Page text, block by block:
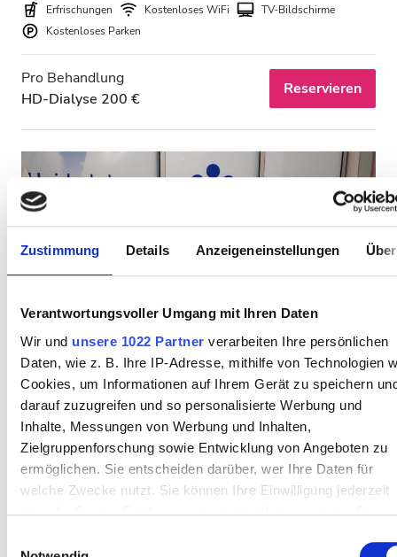
Zustimmung Details Anzeigeneinstellungen
Verantwortungsvoller Umgang mit Ihren Daten
Wir und unsere 1022 Partner verarbeiten Ihre persönlichen
Daten, wie z. B. Ihre IP-Adresse, mithilfe von Technologien
Cookies, um Informationen auf Ihrem Gerät zu speichern
darauf zuzugreifen und so personalisierte Werbung und
Inhalte, Messungen von Werbung und Inhalten,
Zielgruppenforschung sowie Entwicklung von Angeboten zu
ermöglichen. Sie entscheiden darüber, wer Ihre Daten für
welche Zwecke nutzt. Sie können Ihre Einwilligung jederzeit
über die Cookie-Erklärung oder durch Klicken auf das
Erfrischungen
TV-Bildschirme
Kostenloses Parken
Preis
0 - 100 EUR
300+ EUR
Schichten
Morgen
Erfrischungen Kostenloses WiFi
TV-Bildschirme
Kostenloses Parken
Pro Behandlung
HD-Dialyse 200 €
Reservieren
HM Hospitales International Patient
Santiago de Compostela, Spanien
0,65 km vom Stadtzentrum entfernt
Erfrischungen Kostenloses WiFi TV-Bildschirme
Pro Behandlung
HD-Dialyse 675 €
Reservieren